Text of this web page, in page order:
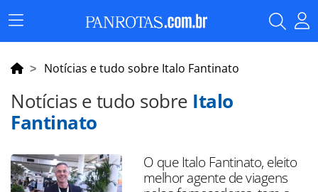
Menu
Principal
Notícias e tudo sobre Italo Fantinato
Notícias e tudo sobre Italo
Fantinato
O que Italo Fantinato, eleito
melhor agente de viagens